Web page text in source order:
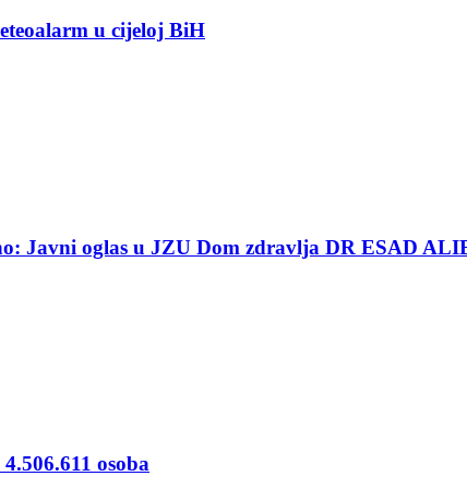
u cijeloj BiH
Javni oglas u JZU Dom zdravlja DR ESAD
osoba